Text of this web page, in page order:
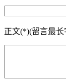
正文(*)(留言最长